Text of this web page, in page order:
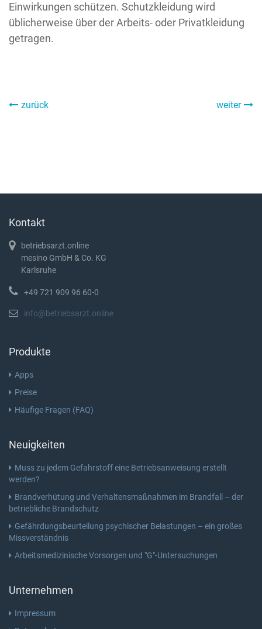
Einwirkungen schützen. Schutzkleidung wird
üblicherweise über der Arbeits- oder Privatkleidung
getragen.
zurück weiter
Kontakt
betriebsarzt.online
mesino GmbH & Co. KG
Karlsruhe
+49 721 909 96 60-0
info@betriebsarzt.online
Produkte
Apps
Preise
Häufige Fragen (FAQ)
Neuigkeiten
Muss zu jedem Gefahrstoff eine Betriebsanweisung erstellt
werden?
Brandverhütung und Verhaltensmaßnahmen im Brandfall – der
betriebliche Brandschutz
Gefährdungsbeurteilung psychischer Belastungen – ein großes
Missverständnis
Arbeitsmedizinische Vorsorgen und "G"-Untersuchungen
Unternehmen
Impressum